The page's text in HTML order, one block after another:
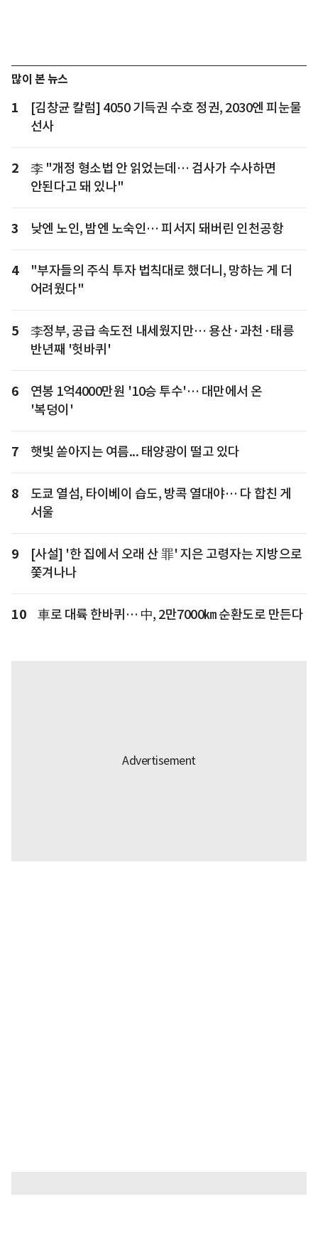
많이 본 뉴스
1
[김창균 칼럼] 4050 기득권 수호 정권, 2030엔 피눈물
선사
2
李 "개정 형소법 안 읽었는데… 검사가 수사하면
안된다고 돼 있나"
3 낮엔 노인, 밤엔 노숙인… 피서지 돼버린 인천공항
4
"부자들의 주식 투자 법칙대로 했더니, 망하는 게 더
어려웠다"
5
李정부, 공급 속도전 내세웠지만… 용산·과천·태릉
반년째 '헛바퀴'
6
연봉 1억4000만원 '10승 투수'… 대만에서 온
'복덩이'
7 햇빛 쏟아지는 여름... 태양광이 떨고 있다
8
도쿄 열섬, 타이베이 습도, 방콕 열대야… 다 합친 게
서울
9
[사설] '한 집에서 오래 산 罪' 지은 고령자는 지방으로
쫓겨나나
10 車로 대륙 한바퀴… 中, 2만7000㎞ 순환도로 만든다